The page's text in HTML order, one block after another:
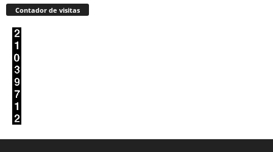
Contador de visitas